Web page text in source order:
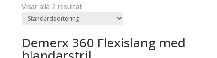
Visar alla 2 resultat
Demerx 360 Flexislang med